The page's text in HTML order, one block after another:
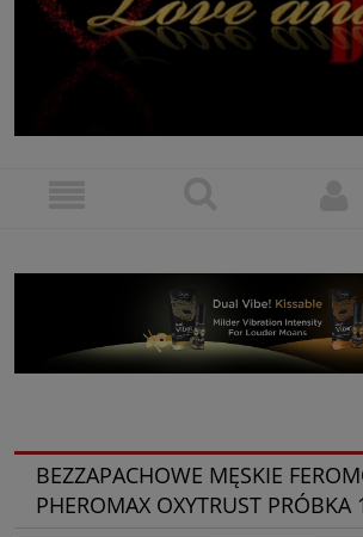
BEZZAPACHOWE MĘSKIE
PHEROMAX OXYTRUST PRÓBKA